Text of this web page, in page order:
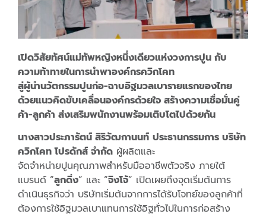
เปิดวิสัยทัศน์แม่ทัพหญิงหนึ่งเดียวแห่งวงการปูน กับ
ความท้าทายในการนำพาองค์กรควิกโคท
สู่ผู้นำนวัตกรรมปูนก่อ-ฉาบอิฐมวลเบารายแรกของไทย
ด้วยแนวคิดขับเคลื่อนองค์กรด้วยใจ สร้างความเชื่อมั่นคู่
ค้า-ลูกค้า ส่งเสริมพนักงานพร้อมเติบโตไปด้วยกัน
นางสาวประภารัตน์ สิริวัฒกานนท์ ประธานกรรมการ บริษัท
ควิกโคท โปรดักส์ จำกัด ผู้ผลิตและ
จัดจำหน่ายปูนคุณภาพสำหรับมืออาชีพตัวจริง ภายใต้
แบรนด์ “ลูกดิ่ง” และ “จิงโจ้” เปิดเผยถึงจุดเริ่มต้นการ
ดำเนินธุรกิจว่า บริษัทเริ่มต้นจากการได้รับโจทย์ของลูกค้าที่
ต้องการใช้อิฐมวลเบาแทนการใช้อิฐทั่วไปในการก่อสร้าง